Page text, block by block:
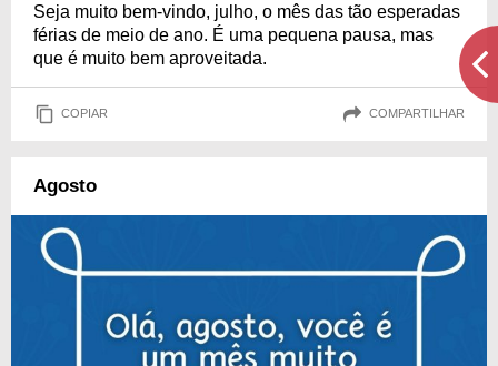
Seja muito bem-vindo, julho, o mês das tão esperadas
férias de meio de ano. É uma pequena pausa, mas
que é muito bem aproveitada.
COPIAR COMPARTILHAR
Agosto